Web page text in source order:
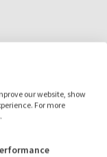
our website, show
For more